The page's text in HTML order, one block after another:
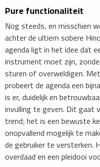
Pure functionaliteit
Nog steeds, en misschien
achter de ultiem sobere
agenda ligt in het idee dat
instrument moet zijn,
sturen of overweldigen.
probeert de agenda een
is er, duidelijk en
invulling te geven. Dit gaat
trend; het is een bewuste
onopvallend mogelijk te
de gebruiker te
overdaad en een pleidooi